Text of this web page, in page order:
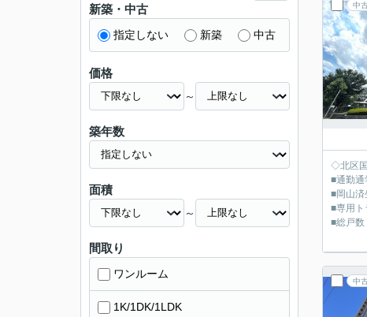
中
◇北区
■通勤通
■岡山済
■専用ト
■総戸数
中
新築・中古
指定しない 新築 中古
価格
～
築年数
面積
～
間取り
ワンルーム
1K/1DK/1LDK